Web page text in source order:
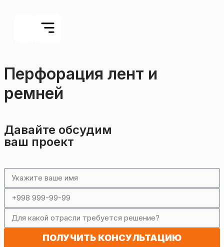
Перфорация лент и
ремней
Давайте обсудим
ваш проект
ПОЛУЧИТЬ КОНСУЛЬТАЦИЮ